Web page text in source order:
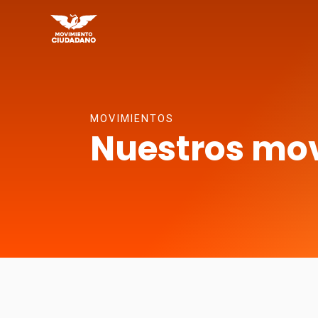
MOVIMIENTOS
Nuestros